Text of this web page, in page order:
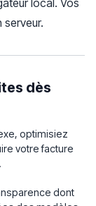
local. Vos
dès
optimisiez
votre facture
dont